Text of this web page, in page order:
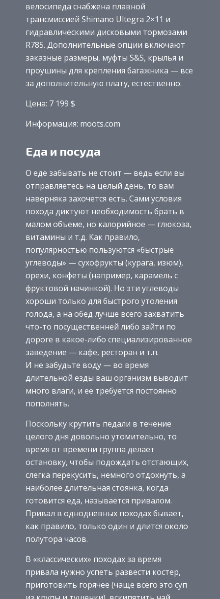
велосипеда снабжена плавной
трансмиссией Shimano Ultegra 2×11 и
гидравлическими дисковыми тормозами
R785. Дополнительные опции включают
заказные размеры, муфты S&S, крылья и
проушины для крепления багажника — все
за дополнительную плату, естественно.
Цена: 7 199 $
Информация: moots.com
Еда и посуда
О еде забывать не стоит — ведь если вы
отправляетесь на целый день, то вам
наверняка захочется есть. Сами условия
похода диктуют необходимость брать в
малом объеме, но калорийное — глюкоза,
витамины и т.д. Как правило,
популярностью пользуются «быстрые
углеводы» — сухофрукты (курага, изюм),
орехи, конфеты (например, карамель с
фруктовой начинкой). Но эти углеводы
хороши только для быстрого утоления
голода, а на обед лучше всего захватить
что-то посущественней либо зайти по
дороге в какое-либо специализированное
заведение — кафе, ресторан и т.п.
И не забудьте воду — во время
длительной езды ваш организм выводит
много влаги, и ее требуется постоянно
пополнять.
Поскольку крутить педали в течение
целого дня довольно утомительно, то
время от времени группа делает
остановку, чтобы подождать отстающих,
слегка перекусить, немного отдохнуть, а
наиболее длительная стоянка, когда
готовится еда, называется привалом.
Привал в однодневных походах бывает,
как правило, только один и длится около
полутора часов.
В «классических» походах за время
привала нужно успеть развести костер,
приготовить горячее (чаще всего это суп